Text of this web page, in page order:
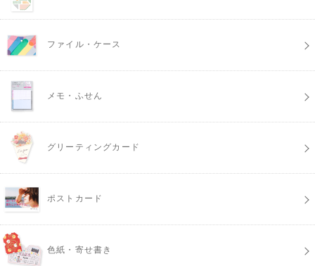
ファイル・ケース
メモ・ふせん
グリーティングカード
ポストカード
色紙・寄せ書き